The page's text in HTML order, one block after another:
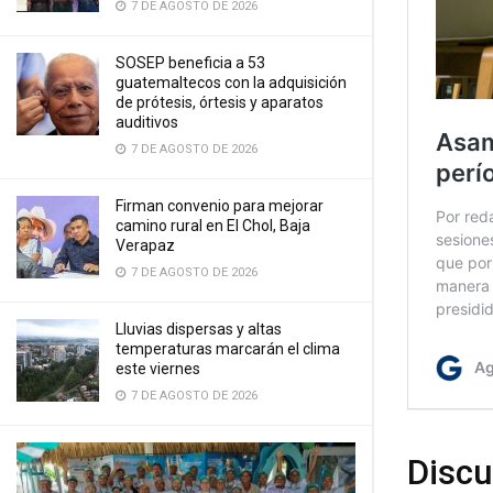
7 DE AGOSTO DE 2026
SOSEP beneficia a 53
guatemaltecos con la adquisición
de prótesis, órtesis y aparatos
auditivos
7 DE AGOSTO DE 2026
Firman convenio para mejorar
camino rural en El Chol, Baja
Verapaz
7 DE AGOSTO DE 2026
Lluvias dispersas y altas
temperaturas marcarán el clima
este viernes
7 DE AGOSTO DE 2026